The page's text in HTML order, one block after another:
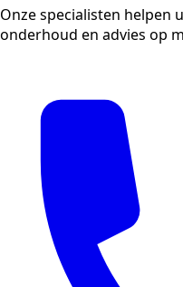
Onze specialisten helpen
onderhoud en advies op